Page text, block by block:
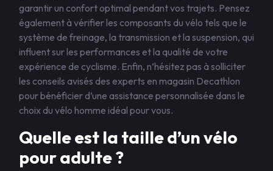
garantir un confort optimal pendant vos trajets. Pensez
également à vérifier les composants du vélo tels que le
système de freinage, la transmission et la suspension, qui
influent sur les performances et la qualité de votre
expérience de cyclisme. Enfin, n’hésitez pas à solliciter
les conseils avisés des experts en magasin Decathlon
pour bénéficier d’une assistance personnalisée dans le
choix du vélo homme idéal pour vous.
Quelle est la taille d’un vélo
pour adulte ?